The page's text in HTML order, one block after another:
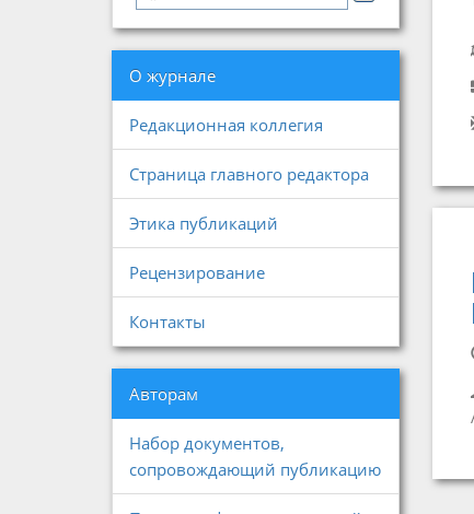
О журнале
Редакционная коллегия
Страница главного редактора
Этика публикаций
Рецензирование
Контакты
Авторам
Набор документов,
сопровождающий публикацию